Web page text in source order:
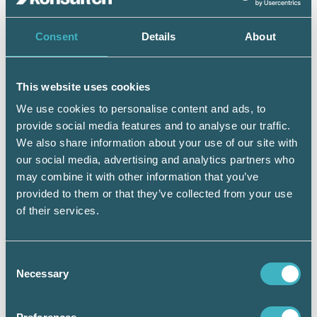
Consent Details About
This website uses cookies
We use cookies to personalise content and ads, to
provide social media features and to analyse our traffic.
We also share information about your use of our site with
our social media, advertising and analytics partners who
may combine it with other information that you’ve
provided to them or that they’ve collected from your use
of their services.
Selection
Necessary
– Ju fler som engagerar sig, desto starkare blir vår röst.
Endast vi själva kan slå vakt om vår position som den
ledande branschorganisationen. Det gör man bland annat
genom att se till så att rätt personer leder vårt arbete,
konstaterar Björn Svensson, valberedningens ordförande.
Ordförande, Linköping.